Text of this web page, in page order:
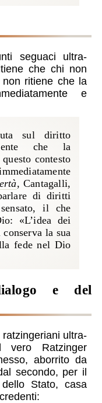
seguaci ultra-
che chi non
ritiene che la
e
sul diritto
che la
contesto
, Cantagalli,
di diritti
il che
«L’idea dei
la sua
fede nel Dio
ultra-
vero Ratzinger
aborrito da
secondo, per il
Stato, casa